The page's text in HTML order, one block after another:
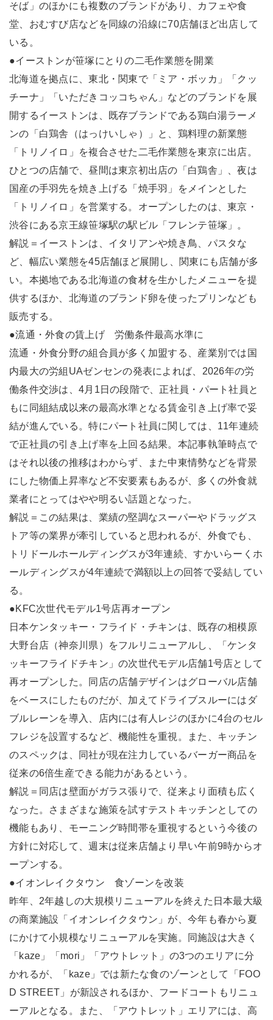
そば」のほかにも複数のブランドがあり、カフェや食
堂、おむすび店などを同線の沿線に70店舗ほど出店して
いる。
●イーストンが笹塚にとりの二毛作業態を開業
北海道を拠点に、東北・関東で「ミア・ボッカ」「クッ
チーナ」「いただきコッコちゃん」などのブランドを展
開するイーストンは、既存ブランドである鶏白湯ラーメ
ンの「白鶏舎（はっけいしゃ）」と、鶏料理の新業態
「トリノイロ」を複合させた二毛作業態を東京に出店。
ひとつの店舗で、昼間は東京初出店の「白鶏舎」、夜は
国産の手羽先を焼き上げる「焼手羽」をメインとした
「トリノイロ」を営業する。オープンしたのは、東京・
渋谷にある京王線笹塚駅の駅ビル「フレンテ笹塚」。
解説＝イーストンは、イタリアンや焼き鳥、パスタな
ど、幅広い業態を45店舗ほど展開し、関東にも店舗が多
い。本拠地である北海道の食材を生かしたメニューを提
供するほか、北海道のブランド卵を使ったプリンなども
販売する。
●流通・外食の賃上げ 労働条件最高水準に
流通・外食分野の組合員が多く加盟する、産業別では国
内最大の労組UAゼンセンの発表によれば、2026年の労
働条件交渉は、4月1日の段階で、正社員・パート社員と
もに同組結成以来の最高水準となる賃金引き上げ率で妥
結が進んでいる。特にパート社員に関しては、11年連続
で正社員の引き上げ率を上回る結果。本記事執筆時点で
はそれ以後の推移はわからず、また中東情勢などを背景
にした物価上昇率など不安要素もあるが、多くの外食就
業者にとってはやや明るい話題となった。
解説＝この結果は、業績の堅調なスーパーやドラッグス
トア等の業界が牽引していると思われるが、外食でも、
トリドールホールディングスが3年連続、すかいらーくホ
ールディングスが4年連続で満額以上の回答で妥結してい
る。
●KFC次世代モデル1号店再オープン
日本ケンタッキー・フライド・チキンは、既存の相模原
大野台店（神奈川県）をフルリニューアルし、「ケンタ
ッキーフライドチキン」の次世代モデル店舗1号店として
再オープンした。同店の店舗デザインはグローバル店舗
をベースにしたものだが、加えてドライブスルーにはダ
ブルレーンを導入、店内には有人レジのほかに4台のセル
フレジを設置するなど、機能性を重視。また、キッチン
のスペックは、同社が現在注力しているバーガー商品を
従来の6倍生産できる能力があるという。
解説＝同店は壁面がガラス張りで、従来より面積も広く
なった。さまざまな施策を試すテストキッチンとしての
機能もあり、モーニング時間帯を重視するという今後の
方針に対応して、週末は従来店舗より早い午前9時からオ
ープンする。
●イオンレイクタウン 食ゾーンを改装
昨年、2年越しの大規模リニューアルを終えた日本最大級
の商業施設「イオンレイクタウン」が、今年も春から夏
にかけて小規模なリニューアルを実施。同施設は大きく
「kaze」「mori」「アウトレット」の3つのエリアに分
かれるが、「kaze」では新たな食のゾーンとして「FOO
D STREET」が新設されるほか、フードコートもリニュ
ーアルとなる。また、「アウトレット」エリアには、高